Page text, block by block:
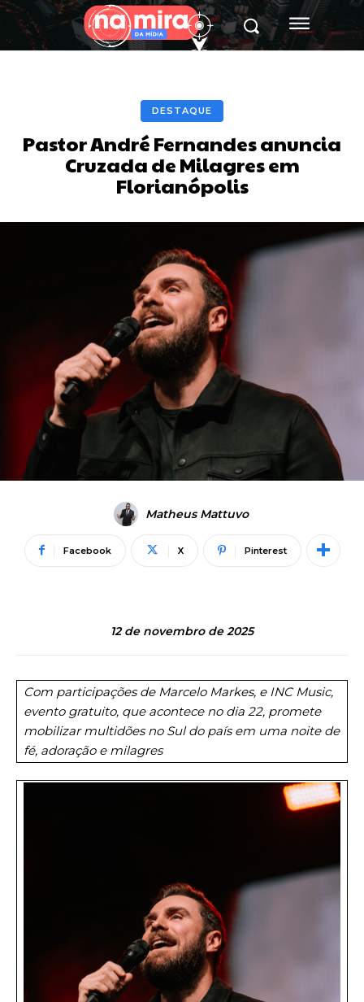
DESTAQUE
Pastor André Fernandes anuncia
Cruzada de Milagres em
Florianópolis
Matheus Mattuvo
Facebook X Pinterest
12 de novembro de 2025
Com participações de Marcelo Markes, e INC Music,
evento gratuito, que acontece no dia 22, promete
mobilizar multidões no Sul do país em uma noite de
fé, adoração e milagres